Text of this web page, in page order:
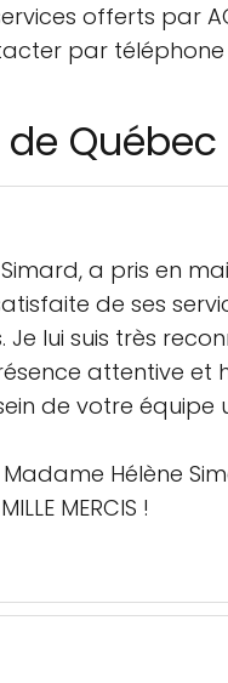
offerts par
par
de Québec
a pris en
de ses
Je lui suis très
attentive et
de votre équipe
Hélène
MERCIS !